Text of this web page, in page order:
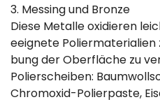
3. Messing und Bronze
Diese Metalle oxidieren
eeignete Poliermaterialien
bung der Oberfläche zu
Polierscheiben:
Chromoxid-Polierpaste,